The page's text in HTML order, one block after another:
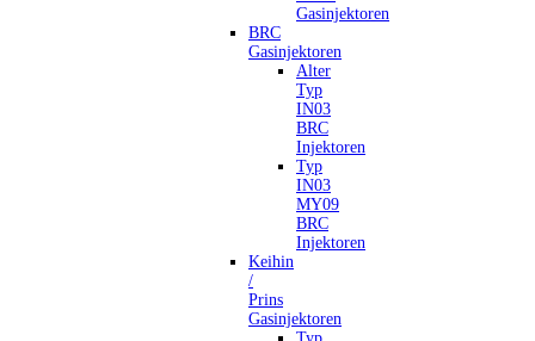
Gasinjektoren
BRC
Gasinjektoren
Alter
Typ
IN03
BRC
Injektoren
Typ
IN03
MY09
BRC
Injektoren
Keihin
/
Prins
Gasinjektoren